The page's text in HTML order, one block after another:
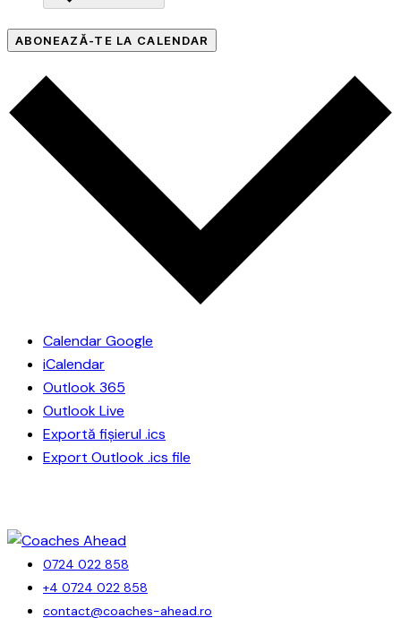
ABONEAZĂ-TE LA CALENDAR
Calendar Google
iCalendar
Outlook 365
Outlook Live
Exportă fișierul .ics
Export Outlook .ics file
0724 022 858
+4 0724 022 858
contact@coaches-ahead.ro